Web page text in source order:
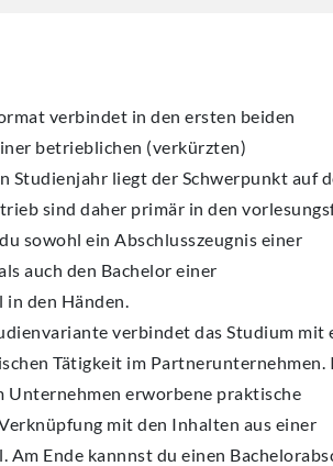
verbindet in den ersten beiden
betrieblichen (verkürzten)
Studienjahr liegt der Schwerpunkt auf
sind daher primär in den
sowohl ein Abschlusszeugnis einer
auch den Bachelor einer
den Händen.
verbindet das Studium mit
Tätigkeit im Partnerunternehmen.
Unternehmen erworbene praktische
mit den Inhalten aus einer
Ende kannnst du einen